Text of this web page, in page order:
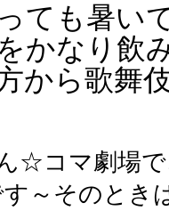
ても暑い
かなり飲
から歌舞
☆コマ劇場
～そのとき